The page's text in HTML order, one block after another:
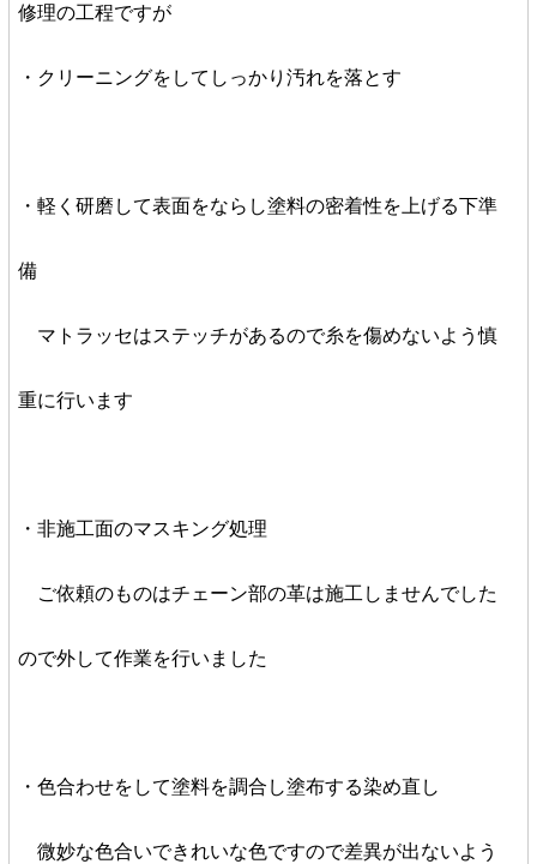
修理の工程ですが
・クリーニングをしてしっかり汚れを落とす
・軽く研磨して表面をならし塗料の密着性を上げる下準
備
マトラッセはステッチがあるので糸を傷めないよう慎
重に行います
・非施工面のマスキング処理
ご依頼のものはチェーン部の革は施工しませんでした
ので外して作業を行いました
・色合わせをして塗料を調合し塗布する染め直し
微妙な色合いできれいな色ですので差異が出ないよう